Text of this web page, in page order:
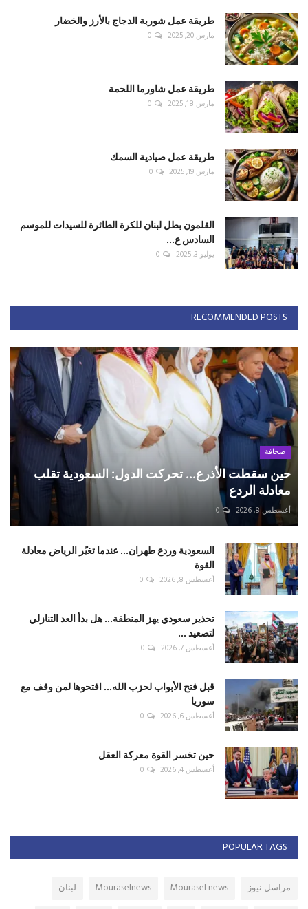
طريقة عمل شوربة الدجاج بالأرز والخضار
مارس 20, 2025 0
طريقة عمل شاورما اللحمة
مارس 18, 2025 0
طريقة عمل صيادية السمك
مارس 19, 2025 0
القلمون بطل لبنان للكرة الطائرة للسيدات للموسم
السادس ع...
يوليو 3, 2025 0
RECOMMENDED POSTS
صحافة
حين سقطت الأذرع... تحركت الدول: السعودية تقلب
معادلة الردع
أغسطس 8, 2026 0
السعودية وردع طهران... عندما تغيّر الرياض معادلة
القوة
أغسطس 8, 2026 0
تحذير سعودي يهز المنطقة... هل بدأ العد التنازلي
لتصعيد ...
أغسطس 7, 2026 0
قبل فتح الأبواب لحزب الله... افتحوها لمن وقف مع
سوريا
أغسطس 6, 2026 0
حين تخسر القوة معركة العقل
أغسطس 4, 2026 0
POPULAR TAGS
مراسل نيوز Mourasel news
Mouraselnews
لبنان